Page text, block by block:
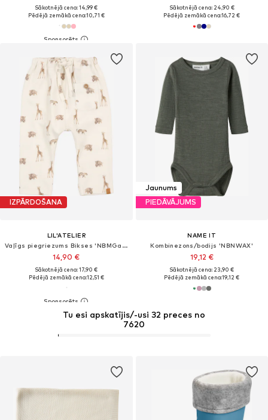
Sākotnējā cena: 14,99 €
Pēdējā zemākā cena:10,71 €
Sākotnējā cena: 24,90 €
Pēdējā zemākā cena:16,72 €
IZPĀRDOŠANA
LIL'ATELIER
Vaļīgs piegriezums Bikses 'NBMGayo'
14,90 €
Sākotnējā cena: 17,90 €
Pēdējā zemākā cena:12,51 €
Jaunums
PIEDĀVĀJUMS
NAME IT
Kombinezons/bodijs 'NBNWAX'
19,12 €
Sākotnējā cena: 23,90 €
Pēdējā zemākā cena:19,12 €
Tu esi apskatījis/-usi 32 preces no
7620